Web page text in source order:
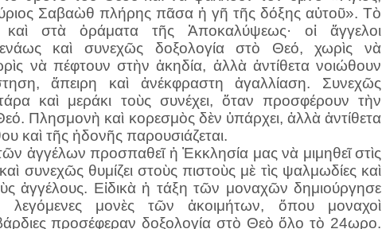
Σαβαὼθ πλήρης πᾶσα ἡ γῆ τῆς δόξης αὐτοῦ». Τὸ
καὶ στὰ ὁράματα τῆς Ἀποκαλύψεως· οἱ ἄγγελοι
καὶ συνεχῶς δοξολογία στὸ Θεό, χωρὶς νὰ
νὰ πέφτουν στὴν ἀκηδία, ἀλλὰ ἀντίθετα νοιώθουν
ἄπειρη καὶ ἀνέκφραστη ἀγαλλίαση. Συνεχῶς
καὶ μεράκι τοὺς συνέχει, ὅταν προσφέρουν τὴν
Πλησμονὴ καὶ κορεσμὸς δὲν ὑπάρχει, ἀλλὰ ἀντίθετα
καὶ τῆς ἡδονῆς παρουσιάζεται.
ἀγγέλων προσπαθεῖ ἡ Ἐκκλησία μας νὰ μιμηθεῖ στὶς
συνεχῶς θυμίζει στοὺς πιστοὺς μὲ τὶς ψαλμωδίες καὶ
ἀγγέλους. Εἰδικὰ ἡ τάξη τῶν μοναχῶν δημιούργησε
λεγόμενες μονὲς τῶν ἀκοιμήτων, ὅπου μοναχοὶ
προσέφεραν δοξολογία στὸ Θεὸ ὅλο τὸ 24ωρο.